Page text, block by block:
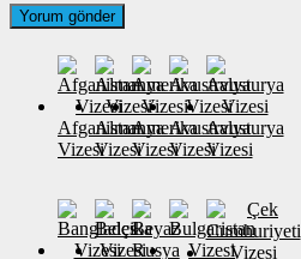
Afganistan
Vizesi
Almanya
Vizesi
Amerika
Vizesi
Avustralya
Vizesi
Avusturya
Vizesi